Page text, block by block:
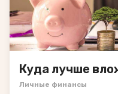
Куда лучше
Личные финансы